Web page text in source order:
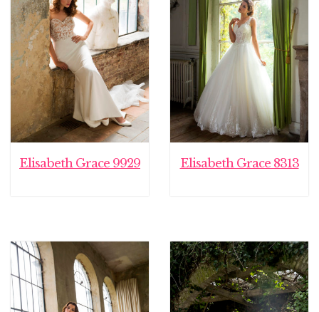
Elisabeth Grace 9929 Elisabeth Grace 8313